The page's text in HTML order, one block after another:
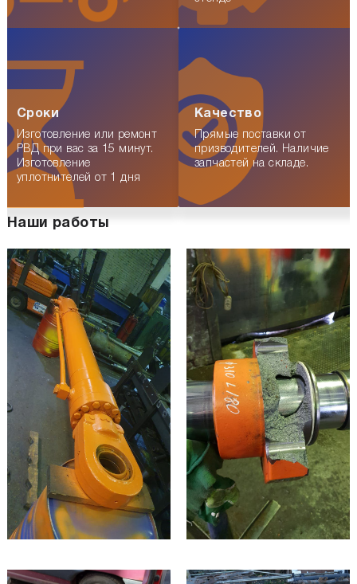
Сроки
Изготовление или ремонт
РВД при вас за 15 минут.
Изготовление
уплотнителей от 1 дня
Качество
Прямые поставки от
призводителей. Наличие
запчастей на складе.
Наши работы